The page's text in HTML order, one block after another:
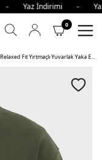
Yaz İndirimi
0
Hugo Streç Pamuklu Relaxed Fit Yırtmaçlı Yuvarlak Yaka Erkek Sweat KOYU